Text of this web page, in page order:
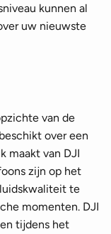
kunnen al
uw nieuwste
van de
over een
maakt van DJI
zijn op het
te
momenten. DJI
tijdens het